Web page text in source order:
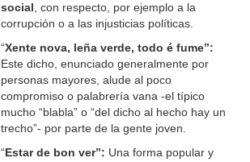
social, con respecto, por ejemplo a la
corrupción o a las injusticias políticas.
“Xente nova, leña verde, todo é fume”:
Este dicho, enunciado generalmente por
personas mayores, alude al poco
compromiso o palabrería vana -el típico
mucho “blabla” o “del dicho al hecho hay un
trecho”- por parte de la gente joven.
“Estar de bon ver”: Una forma popular y